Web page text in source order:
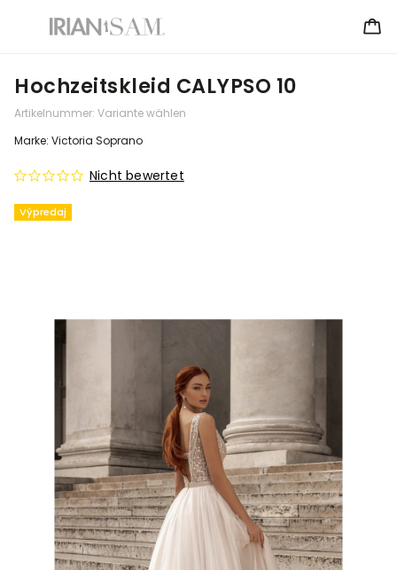
Hochzeitskleid CALYPSO 10
Artikelnummer: Variante wählen
Výpredaj
Nicht bewertet
Marke: Victoria Soprano